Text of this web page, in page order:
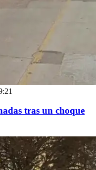
tras un choque